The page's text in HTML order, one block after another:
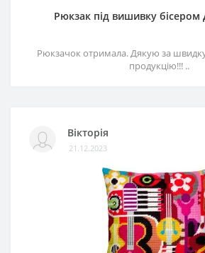
Рюкзак під вишивку
Рюкзачок отримала. Дякую за швидку
продукцію!!! ..
Вікторія
21.12.2023